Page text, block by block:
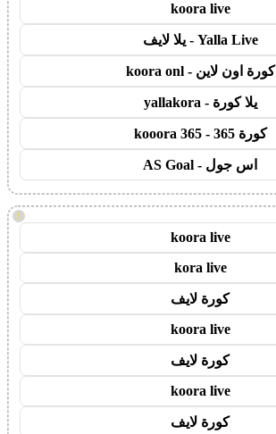
koora live
Yalla Live - يلا لايف
كورة اون لاين - koora onl
يلا كورة - yallakora
كورة 365 - kooora 365
اس جول - AS Goal
!
koora live
kora live
كورة لايف
koora live
كورة لايف
koora live
كورة لايف